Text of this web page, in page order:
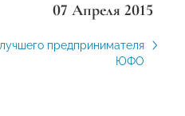
07 Апреля 2015
предпринимателя
ЮФО